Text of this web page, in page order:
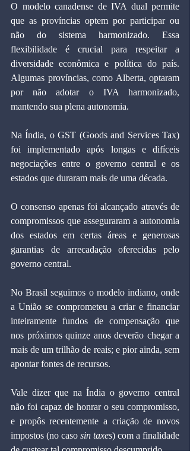
O modelo canadense de IVA dual permite
que as províncias optem por participar ou
não do sistema harmonizado. Essa
flexibilidade é crucial para respeitar a
diversidade econômica e política do país.
Algumas províncias, como Alberta, optaram
por não adotar o IVA harmonizado,
mantendo sua plena autonomia.
Na Índia, o GST (Goods and Services Tax)
foi implementado após longas e difíceis
negociações entre o governo central e os
estados que duraram mais de uma década.
O consenso apenas foi alcançado através de
compromissos que asseguraram a autonomia
dos estados em certas áreas e generosas
garantias de arrecadação oferecidas pelo
governo central.
No Brasil seguimos o modelo indiano, onde
a União se comprometeu a criar e financiar
inteiramente fundos de compensação que
nos próximos quinze anos deverão chegar a
mais de um trilhão de reais; e pior ainda, sem
apontar fontes de recursos.
Vale dizer que na Índia o governo central
não foi capaz de honrar o seu compromisso,
e propôs recentemente a criação de novos
impostos (no caso sin taxes) com a finalidade
de custear tal compromisso descumprido.